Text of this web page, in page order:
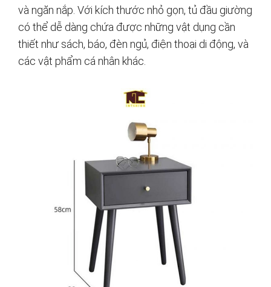
và ngăn nắp. Với kích thước nhỏ gọn, tủ đầu giường
có thể dễ dàng chứa được những vật dụng cần
thiết như sách, báo, đèn ngủ, điện thoại di động, và
các vật phẩm cá nhân khác.